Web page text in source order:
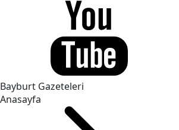
Bayburt Gazeteleri
Anasayfa